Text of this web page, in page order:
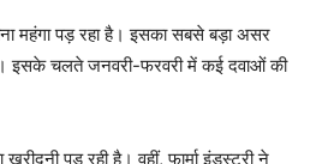
महंगा पड़ रहा है। इसका सबसे बड़ा असर
इसके चलते जनवरी-फरवरी में कई दवाओं की
खरीदनी पड़ रही है। वहीं, फार्मा इंडस्ट्री ने